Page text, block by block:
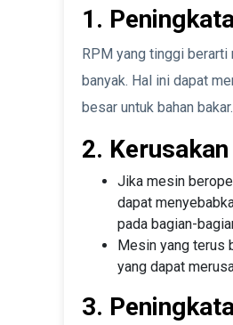
1.
RPM yang tinggi berarti
banyak. Hal ini dapat
besar untuk bahan bakar.
2.
Jika mesin
dapat
pada bagian-
Mesin yang terus
yang dapat
3.